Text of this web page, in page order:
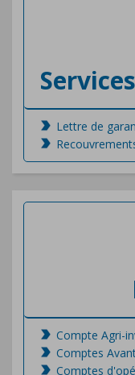
Lettre de
Compte Agri-
Comptes
Comptes